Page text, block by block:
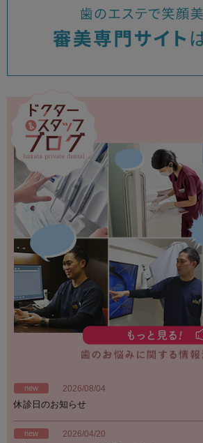
new 2026/08/04
休診日のお知らせ
new 2026/04/20